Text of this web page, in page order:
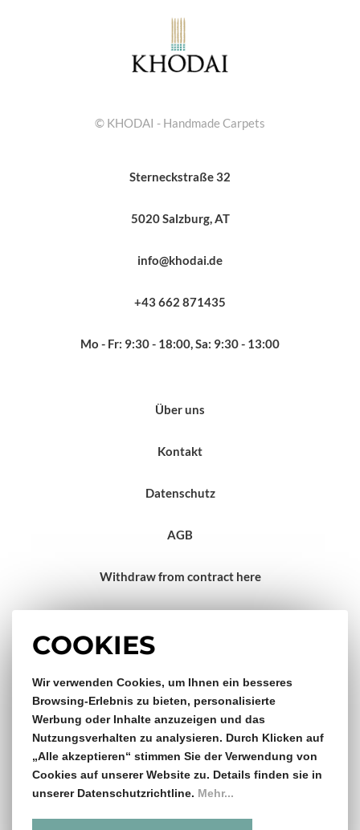
COOKIES
Wir verwenden Cookies, um Ihnen ein besseres
Browsing-Erlebnis zu bieten, personalisierte
Werbung oder Inhalte anzuzeigen und das
Nutzungsverhalten zu analysieren. Durch Klicken auf
„Alle akzeptieren“ stimmen Sie der Verwendung von
Cookies auf unserer Website zu. Details finden sie in
unserer Datenschutzrichtline. Mehr...
© KHODAI - Handmade Carpets
Sterneckstraße 32
5020 Salzburg, AT
info@khodai.de
+43 662 871435
Mo - Fr: 9:30 - 18:00, Sa: 9:30 - 13:00
Über uns
Kontakt
Datenschutz
AGB
Withdraw from contract here
Gratis Versand & Rückversand
ab €150,- Bestellwert
14 Tage Rückgaberecht